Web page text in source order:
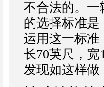
不合法的。一
的选择标准是
运用这一标准
长70英尺，
发现如这样做